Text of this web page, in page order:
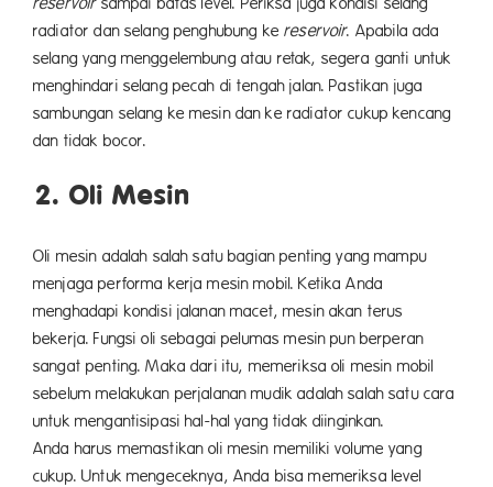
radiator dan selang penghubung kereservoir. Apabila ada
selang yang menggelembung atau retak, segera ganti untuk
menghindari selang pecah di tengah jalan. Pastikan juga
sambungan selang ke mesin dan ke radiator cukup kencang
dan tidak bocor.
2. Oli Mesin
Oli mesin adalah salah satu bagian penting yang mampu
menjaga performa kerja mesin mobil. Ketika Anda
menghadapi kondisi jalanan macet, mesin akan terus
bekerja. Fungsi oli sebagai pelumas mesin pun berperan
sangat penting. Maka dari itu, memeriksa oli mesin mobil
sebelum melakukan perjalanan mudik adalah salah satu cara
untuk mengantisipasi hal-hal yang tidak diinginkan.
Anda harus memastikan oli mesin memiliki volume yang
cukup. Untuk mengeceknya, Anda bisa memeriksa level